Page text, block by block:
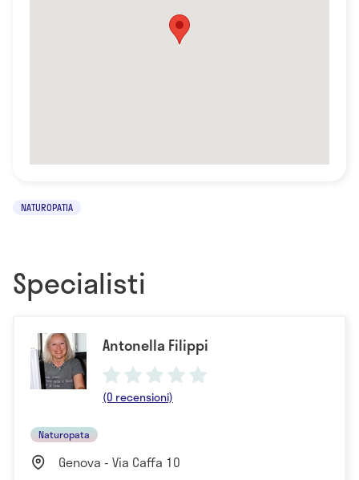
NATUROPATIA
Specialisti
Antonella Filippi
(0 recensioni)
Naturopata
Genova - Via Caffa 10